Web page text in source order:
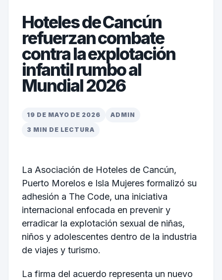
Hoteles de Cancún
refuerzan combate
contra la explotación
infantil rumbo al
Mundial 2026
19 DE MAYO DE 2026
ADMIN
3 MIN DE LECTURA
La Asociación de Hoteles de Cancún,
Puerto Morelos e Isla Mujeresformalizó su
adhesión a The Code, una iniciativa
internacional enfocada en prevenir y
erradicar la explotación sexual de niñas,
niños y adolescentes dentro de la industria
de viajes y turismo.
La firma del acuerdo representa un nuevo